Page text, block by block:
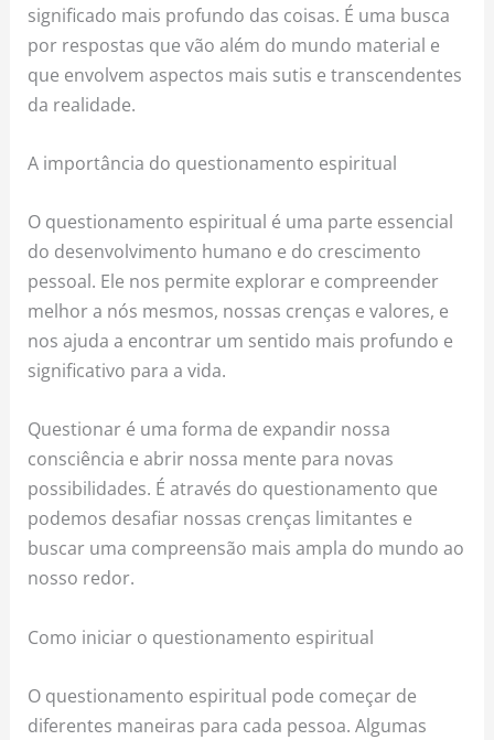
significado mais profundo das coisas. É uma busca
por respostas que vão além do mundo material e
que envolvem aspectos mais sutis e transcendentes
da realidade.
A importância do questionamento espiritual
O questionamento espiritual é uma parte essencial
do desenvolvimento humano e do crescimento
pessoal. Ele nos permite explorar e compreender
melhor a nós mesmos, nossas crenças e valores, e
nos ajuda a encontrar um sentido mais profundo e
significativo para a vida.
Questionar é uma forma de expandir nossa
consciência e abrir nossa mente para novas
possibilidades. É através do questionamento que
podemos desafiar nossas crenças limitantes e
buscar uma compreensão mais ampla do mundo ao
nosso redor.
Como iniciar o questionamento espiritual
O questionamento espiritual pode começar de
diferentes maneiras para cada pessoa. Algumas